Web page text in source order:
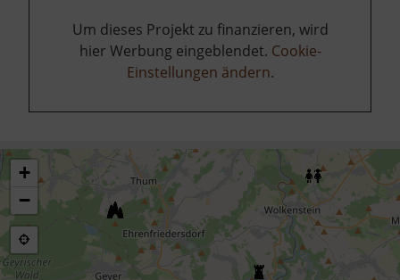
Um dieses Projekt zu finanzieren, wird
hier Werbung eingeblendet. Cookie-
Einstellungen ändern.
+
−